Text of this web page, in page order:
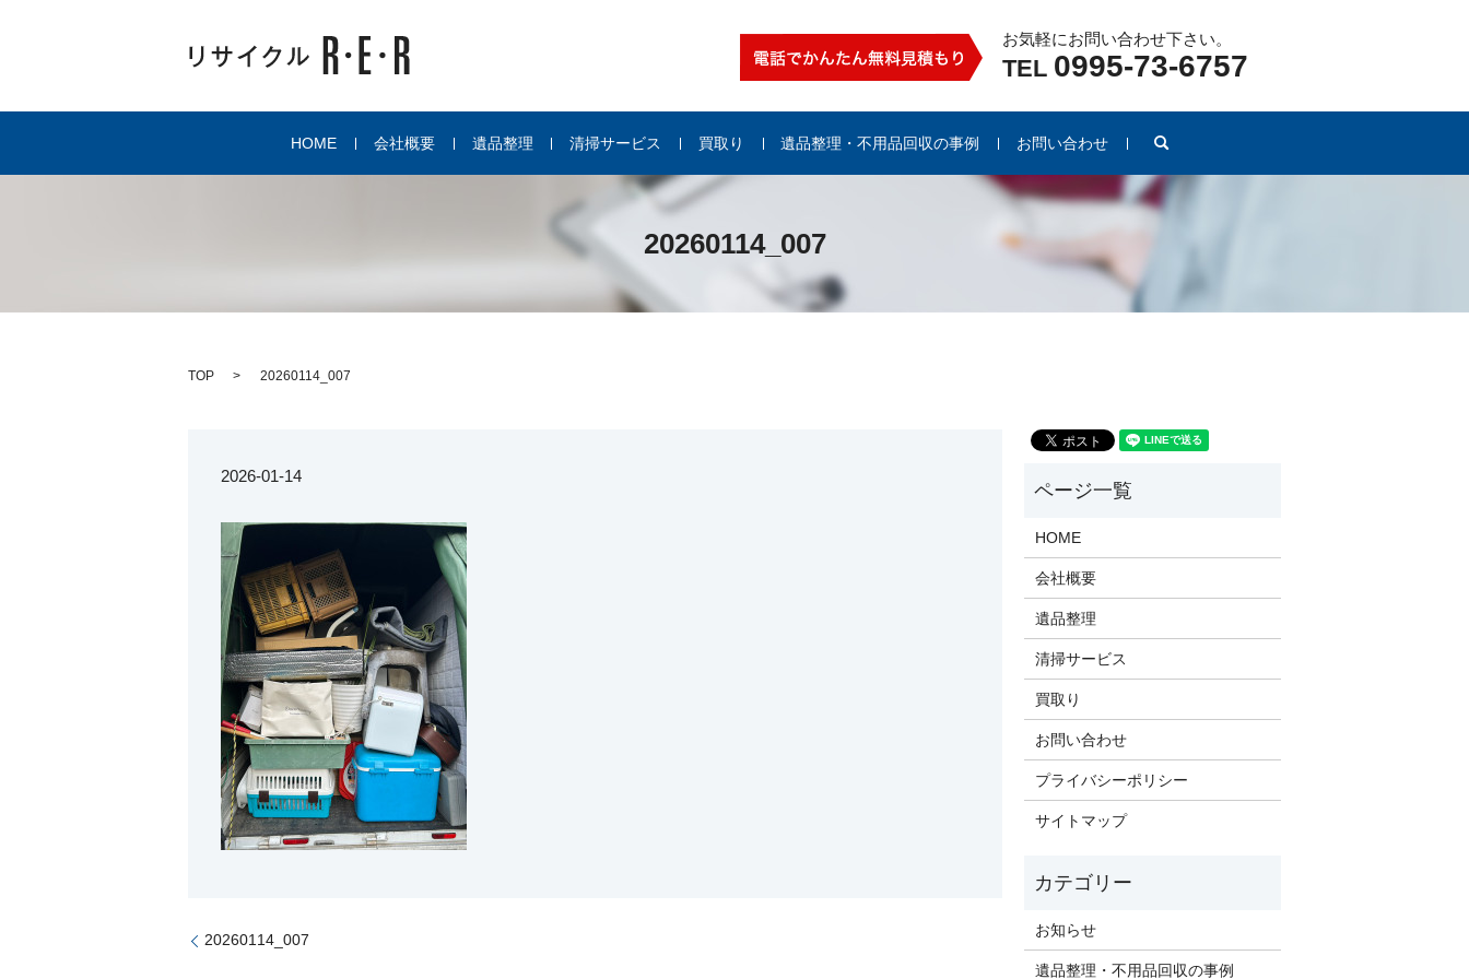
お気軽にお問い合わせ下さい。
TEL 0995-73-6757
HOME 会社概要 遺品整理 清掃サービス 買取り 遺品整理・不用品回収の事例 お問い合わせ
20260114_007
TOP 20260114_007
2026-01-14
20260114_007
HOME
会社概要
遺品整理
清掃サービス
買取り
お問い合わせ
プライバシーポリシー
サイトマップ
お知らせ
遺品整理・不用品回収の事例